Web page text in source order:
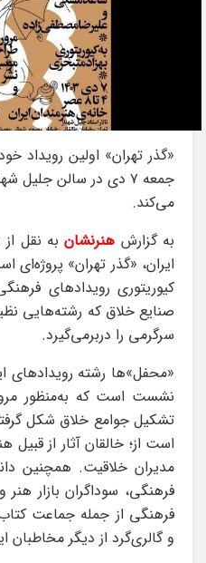
«گذر تهران» اولین رویداد
جمعه ۷ دی در سالن جلیل
می‌کند.
به گزارش هنرنشان به نقل
ایران، «گذر تهران»
کیوریتوری رویدادهای
صنایع خلاق که رشته‌هایی
سرگرمی را دربرمی‌گیرد.
«محفل‌»ها رشته‌ رویدادهای
نشست است که به‌منظور
تشکیل جوامع خلاق شکل
است از؛ خالقان آثار از قبیل
مدیران خلاقیت. همچنین
فرهنگی، سوداگران بازار
فرهنگی از جمله جماعت
و گالری‌گرد از دیگر مخاطبان